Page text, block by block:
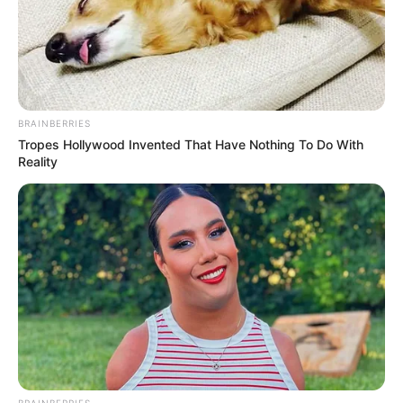
Όλα τα κείμενα και οι εικόνες είναι πνευματική ιδιοκτησία του
ΝΙΚΟΛΑΟΣ ΑΝΑΞΙΜΑΝΔΡΟΣ. Aπαγορεύεται η αναπαραγωγή, η
αναδημοσίευση και η τροποποίησή τους χωρίς προηγούμενη
γραπτή άδεια του δημιουργού τους. Με επιφύλαξη κάθε νόμιμου
δικαιώματος. Διαβάστε τηνΠολιτική Απορρήτουτου website πριν
να το χρησιμοποιήσετε, καθώς χρησιμοποιώντας το την
αποδέχεστε. Ο ιστότοπος διατηρεί το δικαίωμα να τροποποιήσει
BRAINBERRIES
Tropes Hollywood Invented That Have Nothing To Do With
Reality